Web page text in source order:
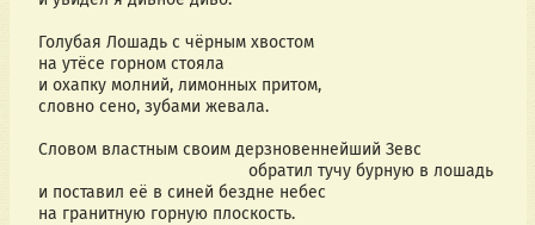
Голубая Лошадь с чёрным хвостом
на утёсе горном стояла
и охапку молний, лимонных притом,
словно сено, зубами жевала.
Словом властным своим дерзновеннейший Зевс
                                            обратил тучу бурную в лошадь
и поставил её в синей бездне небес
на гранитную горную плоскость.